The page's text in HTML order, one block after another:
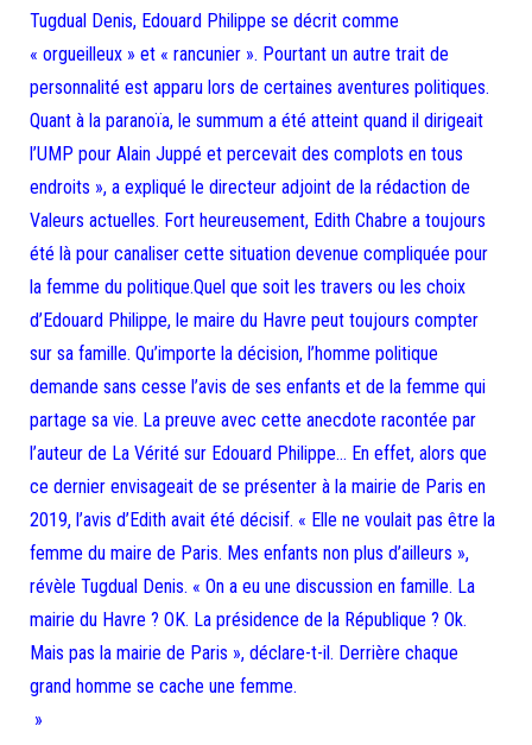
Tugdual Denis, Edouard Philippe se décrit comme
« orgueilleux » et « rancunier ». Pourtant un autre trait de
personnalité est apparu lors de certaines aventures politiques.
Quant à la paranoïa, le summum a été atteint quand il dirigeait
l’UMP pour Alain Juppé et percevait des complots en tous
endroits », a expliqué le directeur adjoint de la rédaction de
Valeurs actuelles. Fort heureusement, Edith Chabre a toujours
été là pour canaliser cette situation devenue compliquée pour
la femme du politique.Quel que soit les travers ou les choix
d’Edouard Philippe, le maire du Havre peut toujours compter
sur sa famille. Qu’importe la décision, l’homme politique
demande sans cesse l’avis de ses enfants et de la femme qui
partage sa vie. La preuve avec cette anecdote racontée par
l’auteur de La Vérité sur Edouard Philippe… En effet, alors que
ce dernier envisageait de se présenter à la mairie de Paris en
2019, l’avis d’Edith avait été décisif. « Elle ne voulait pas être la
femme du maire de Paris. Mes enfants non plus d’ailleurs »,
révèle Tugdual Denis. « On a eu une discussion en famille. La
mairie du Havre ? OK. La présidence de la République ? Ok.
Mais pas la mairie de Paris », déclare-t-il. Derrière chaque
grand homme se cache une femme.
»